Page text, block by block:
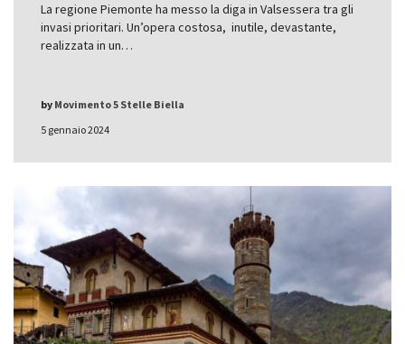
La regione Piemonte ha messo la diga in Valsessera tra gli
invasi prioritari. Un’opera costosa, inutile, devastante,
realizzata in un…
5 gennaio 2024
by Movimento 5 Stelle Biella